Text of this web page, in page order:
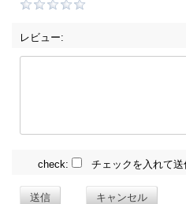
レビュー:
check: チェックを入れて送
送信 キャンセル